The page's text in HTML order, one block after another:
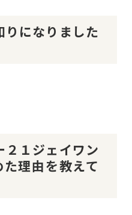
になりました
１ジェイワン
理由を教えて